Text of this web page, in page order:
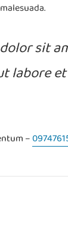
sit
labore
–